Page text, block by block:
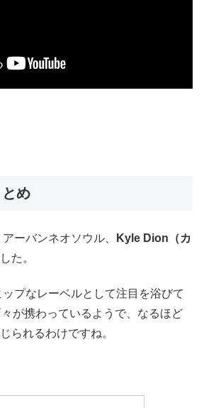
め
ーバンネオソウル、
Kyle Dion（カ
た。
プなレーベルとして注目を浴びて
が携わっているようで、なるほど
られるわけですね。